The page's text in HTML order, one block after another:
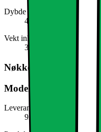
Dybde (ink. emballasje)
46,0 mm
Vekt ink. emballasje
33,0 g
Nøkkelspesifikasjon
Modellbeskrivelse
Leverandørens artikkelnummer
929003625901